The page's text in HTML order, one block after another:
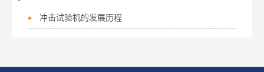
冲击试验机的发展历程